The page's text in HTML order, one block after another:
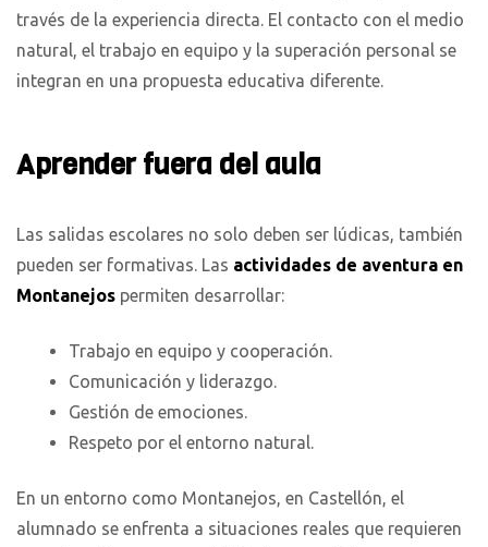
través de la experiencia directa. El contacto con el medio
natural, el trabajo en equipo y la superación personal se
integran en una propuesta educativa diferente.
Aprender fuera del aula
Las salidas escolares no solo deben ser lúdicas, también
pueden ser formativas. Las actividades de aventura en
Montanejos permiten desarrollar:
Trabajo en equipo y cooperación.
Comunicación y liderazgo.
Gestión de emociones.
Respeto por el entorno natural.
En un entorno como Montanejos, en Castellón, el
alumnado se enfrenta a situaciones reales que requieren